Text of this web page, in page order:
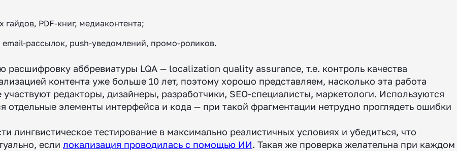
PDF-книг, медиаконтента;
рассылок, push-уведомлений, промо-роликов.
аббревиатуры LQA — localization quality assurance, т.е. контроль качества
контента уже больше 10 лет, поэтому хорошо представляем, насколько эта работа
редакторы, дизайнеры, разработчики, SEO-специалисты, маркетологи. Используются
отдельные элементы интерфейса и кода — при такой фрагментации нетрудно проглядеть ошибки
лингвистическое тестирование в максимально реалистичных условиях и убедиться, что
если локализация проводилась с помощью ИИ. Такая же проверка желательна при каждом